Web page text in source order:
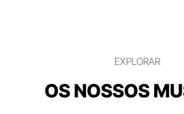
EXPLORAR
OS NOSSOS